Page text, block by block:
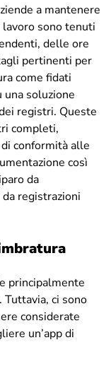
a mantenere
sono tenuti
delle ore
pertinenti per
come fidati
una soluzione
registri. Queste
completi,
conformità alle
così
da
registrazioni
principalmente
ci sono
considerate
un’app di